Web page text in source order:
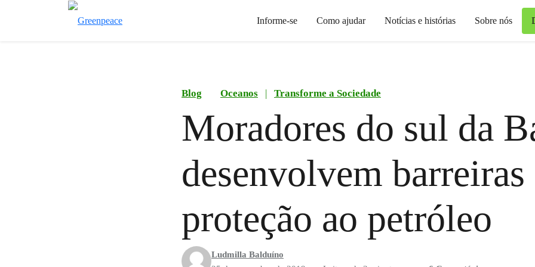
Informe-se Como ajudar Notícias e histórias Sobre nós
Blog Oceanos | Transforme a Sociedade
Moradores do sul da
desenvolvem barreiras
proteção ao petróleo
Ludmilla Balduíno